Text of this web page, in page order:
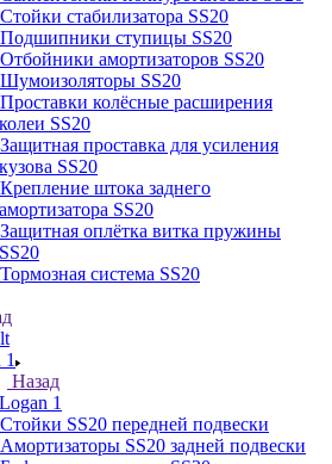
Стойки стабилизатора SS20
Подшипники ступицы SS20
Отбойники амортизаторов SS20
Шумоизоляторы SS20
Проставки колёсные расширения
колеи SS20
Защитная проставка для усиления
кузова SS20
Крепление штока заднего
амортизатора SS20
Защитная оплётка витка пружины
SS20
Тормозная система SS20
Назад
Logan 1
Стойки SS20 передней подвески
Амортизаторы SS20 задней подвески